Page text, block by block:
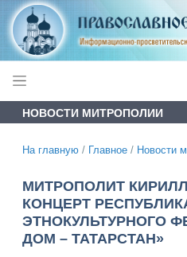
НОВОСТИ МИТРОПОЛИИ
На главную / Главное / Новости
МИТРОПОЛИТ
КОНЦЕРТ
ЭТНОКУЛЬТУРНОГО
ДОМ – ТАТАРСТАН»